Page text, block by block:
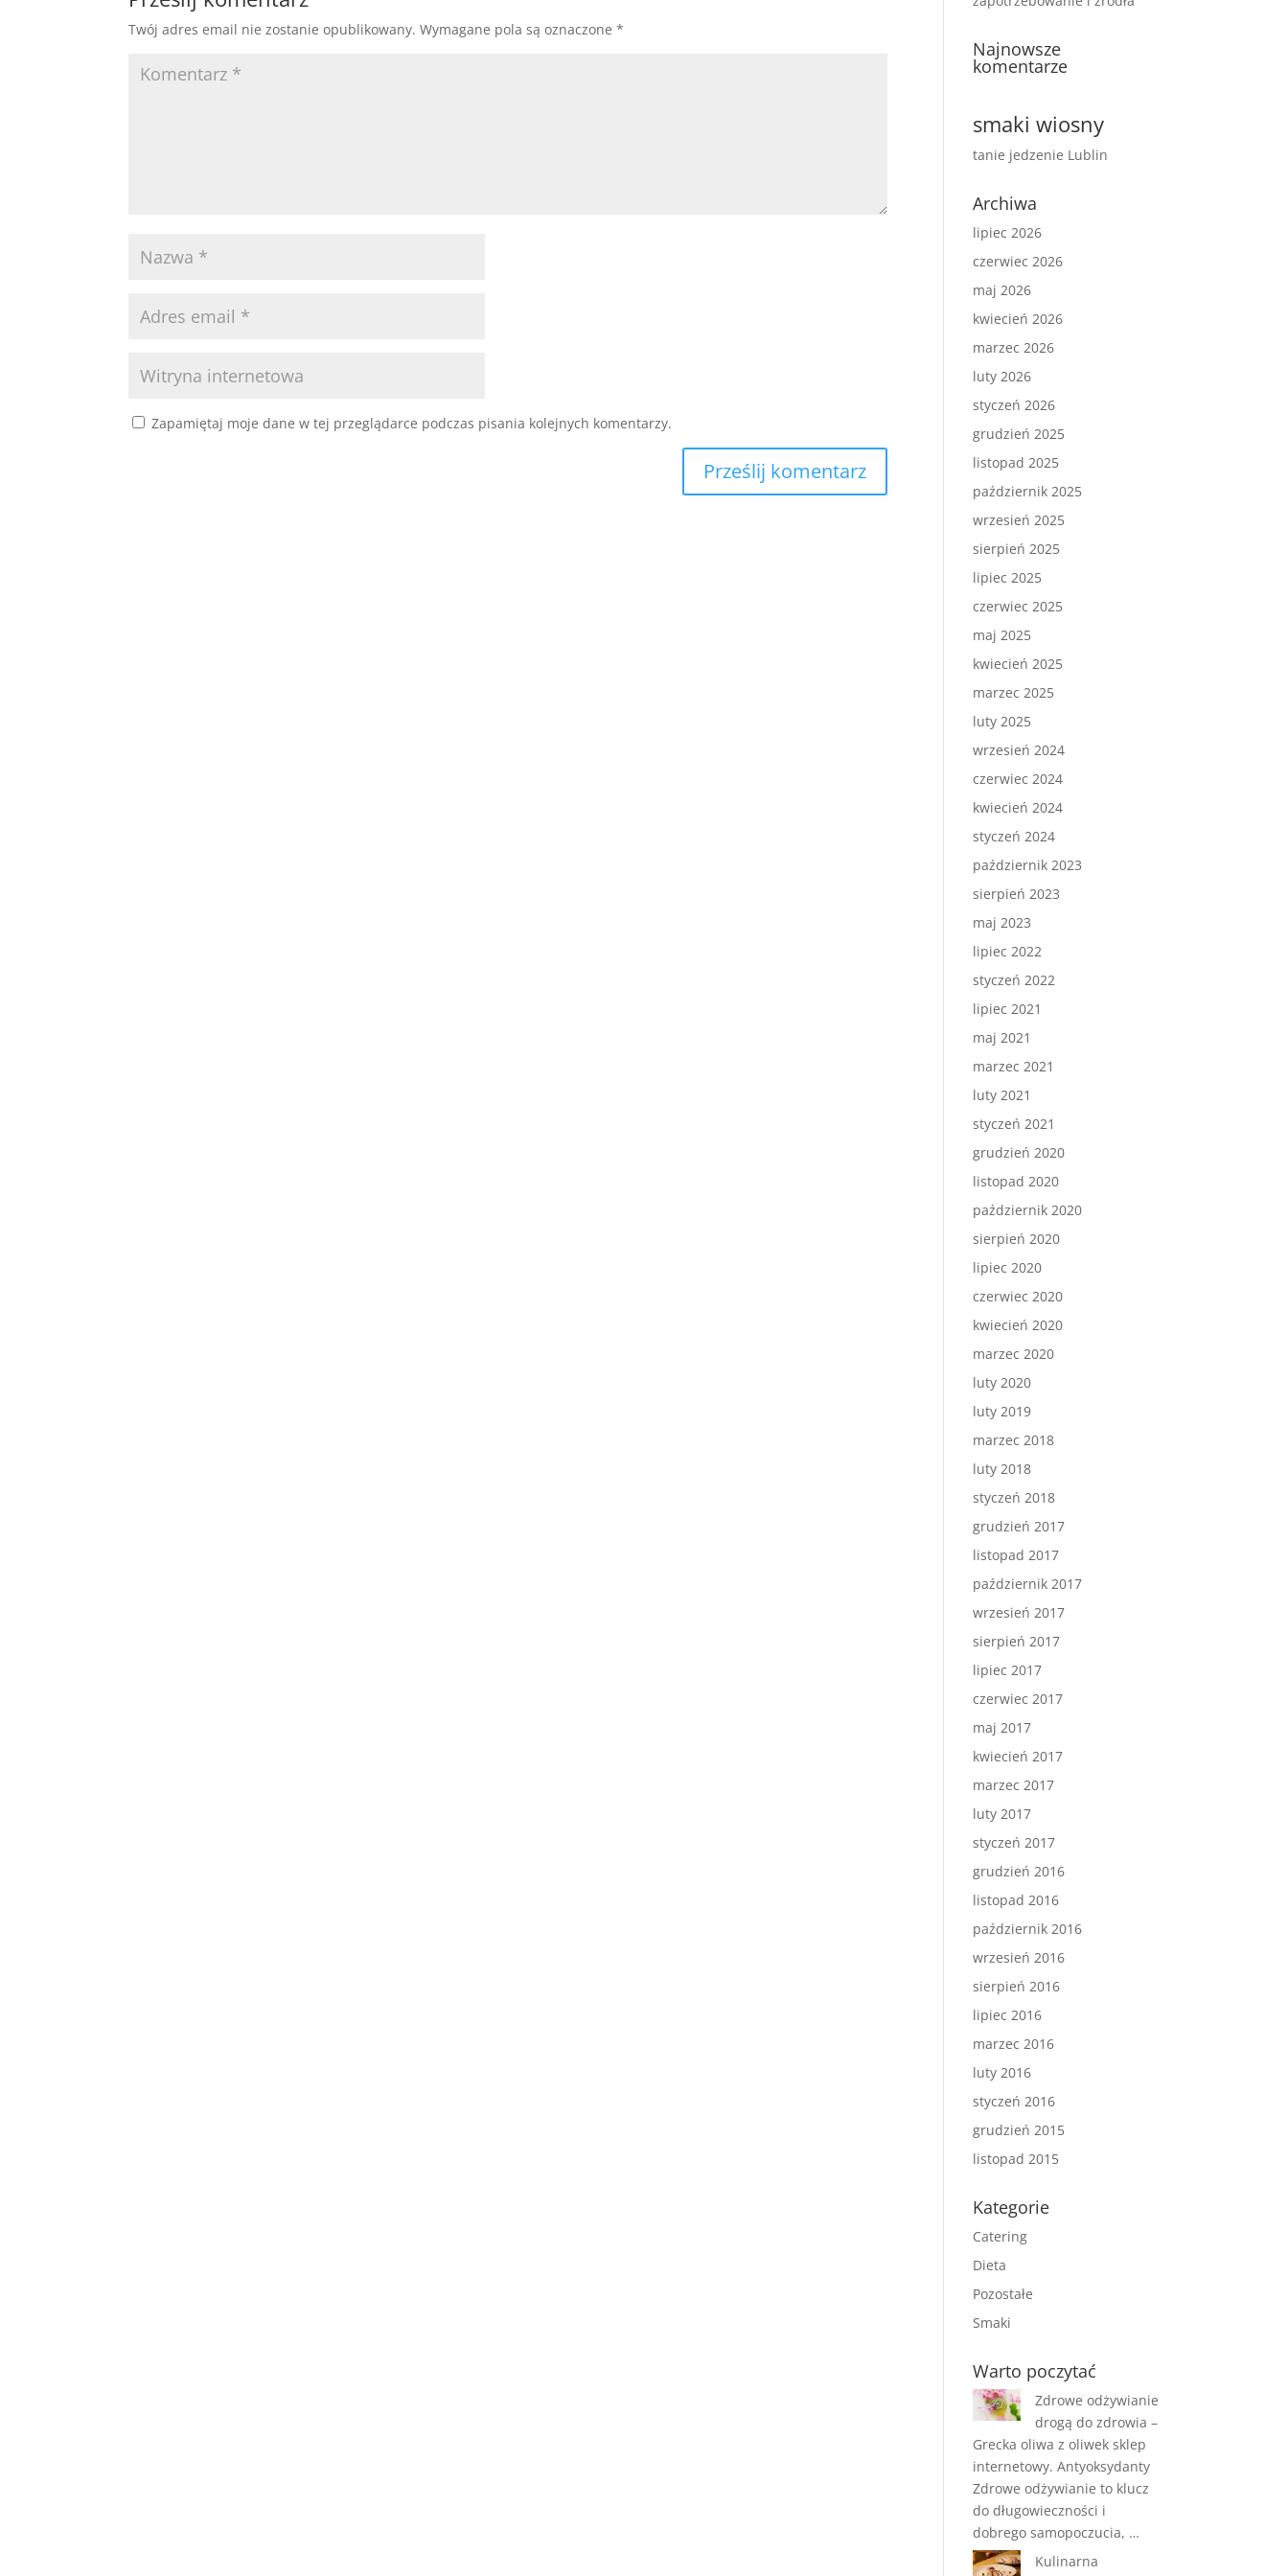
Twój adres email nie zostanie opublikowany. Wymagane pola są oznaczone*
Zapamiętaj moje dane w tej przeglądarce podczas pisania kolejnych komentarzy.
Najnowsze
komentarze
smaki wiosny
tanie jedzenie Lublin
Archiwa
lipiec 2026
czerwiec 2026
maj 2026
kwiecień 2026
marzec 2026
luty 2026
styczeń 2026
grudzień 2025
listopad 2025
październik 2025
wrzesień 2025
sierpień 2025
lipiec 2025
czerwiec 2025
maj 2025
kwiecień 2025
marzec 2025
luty 2025
wrzesień 2024
czerwiec 2024
kwiecień 2024
styczeń 2024
październik 2023
sierpień 2023
maj 2023
lipiec 2022
styczeń 2022
lipiec 2021
maj 2021
marzec 2021
luty 2021
styczeń 2021
grudzień 2020
listopad 2020
październik 2020
sierpień 2020
lipiec 2020
czerwiec 2020
kwiecień 2020
marzec 2020
luty 2020
luty 2019
marzec 2018
luty 2018
styczeń 2018
grudzień 2017
listopad 2017
październik 2017
wrzesień 2017
sierpień 2017
lipiec 2017
czerwiec 2017
maj 2017
kwiecień 2017
marzec 2017
luty 2017
styczeń 2017
grudzień 2016
listopad 2016
październik 2016
wrzesień 2016
sierpień 2016
lipiec 2016
marzec 2016
luty 2016
styczeń 2016
grudzień 2015
listopad 2015
Kategorie
Catering
Dieta
Pozostałe
Smaki
Warto poczytać
Zdrowe odżywianie
drogą do zdrowia –
Grecka oliwa z oliwek sklep
internetowy. Antyoksydanty
Zdrowe odżywianie to klucz
do długowieczności i
dobrego samopoczucia, …
Kulinarna